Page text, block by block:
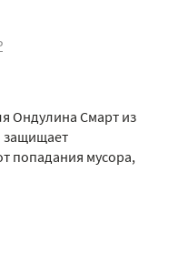
Ондулина Смарт из
защищает
попадания мусора,